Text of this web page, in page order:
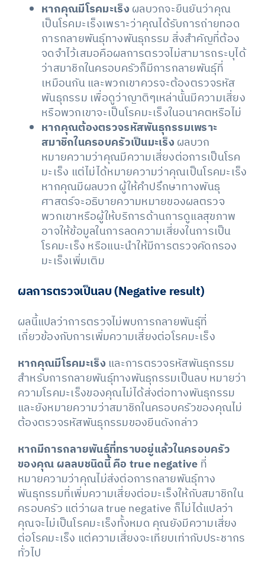
หากคุณมีโรคมะเร็งผลบวกจะยืนยันว่าคุณ
เป็นโรคมะเร็งเพราะว่าคุณได้รับการถ่ายทอด
การกลายพันธุ์ทางพันธุกรรม สิ่งสำคัญที่ต้อง
จดจำไว้เสมอคือผลการตรวจไม่สามารถระบุได้
ว่าสมาชิกในครอบครัวก็มีการกลายพันธุ์ที่
เหมือนกัน และพวกเขาควรจะต้องตรวจรหัส
พันธุกรรม เพื่อดูว่าญาติๆเหล่านั้นมีความเสี่ยง
หรือพวกเขาจะเป็นโรคมะเร็งในอนาคตหรือไม่
หากคุณต้องตรวจรหัสพันธุกรรมเพราะ
สมาชิกในครอบครัวเป็นมะเร็งผลบวก
หมายความว่าคุณมีความเสี่ยงต่อการเป็นโรค
มะเร็ง แต่ไม่ได้หมายความว่าคุณเป็นโรคมะเร็ง
หากคุณมีผลบวก ผู้ให้คำปรึกษาทางพันธุ
ศาสตร์จะอธิบายความหมายของผลตรวจ
พวกเขาหรือผู้ให้บริการด้านการดูแลสุขภาพ
อาจให้ข้อมูลในการลดความเสี่ยงในการเป็น
โรคมะเร็ง หรือแนะนำให้มีการตรวจคัดกรอง
มะเร็งเพิ่มเติม
ผลการตรวจเป็นลบ (Negative result)
ผลนี้แปลว่าการตรวจไม่พบการกลายพันธุ์ที่
เกี่ยวข้องกับการเพิ่มความเสี่ยงต่อโรคมะเร็ง
หากคุณมีโรคมะเร็งและการตรวจรหัสพันธุกรรม
สำหรับการกลายพันธุ์ทางพันธุกรรมเป็นลบ หมายว่า
ความโรคมะเร็งของคุณไม่ได้ส่งต่อทางพันธุกรรม
และยังหมายความว่าสมาชิกในครอบครัวของคุณไม่
ต้องตรวจรหัสพันธุกรรมของยีนดังกล่าว
หากมีการกลายพันธุ์ที่ทราบอยู่แล้วในครอบครัว
ของคุณผลลบชนิดนี้ คือ true negative ที่
หมายความว่าคุณไม่ส่งต่อการกลายพันธุ์ทาง
พันธุกรรมที่เพิ่มความเสี่ยงต่อมะเร็งให้กับสมาชิกใน
ครอบครัว แต่ว่าผล true negative ก็ไม่ได้แปลว่า
คุณจะไม่เป็นโรคมะเร็งทั้งหมด คุณยังมีความเสี่ยง
ต่อโรคมะเร็ง แต่ความเสี่ยงจะเทียบเท่ากับประชากร
ทั่วไป